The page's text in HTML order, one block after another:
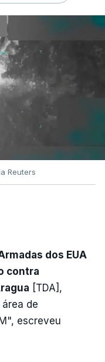
Reuters
dos EUA
contra
[TDA],
de
escreveu